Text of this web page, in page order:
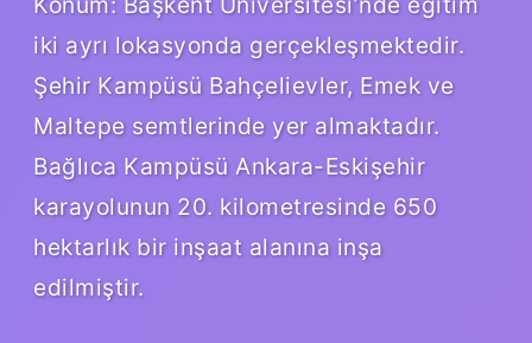
iki ayrı lokasyonda gerçekleşmektedir.
Şehir Kampüsü Bahçelievler, Emek ve
Maltepe semtlerinde yer almaktadır.
Bağlıca Kampüsü Ankara-Eskişehir
karayolunun 20. kilometresinde 650
hektarlık bir inşaat alanına inşa
edilmiştir.